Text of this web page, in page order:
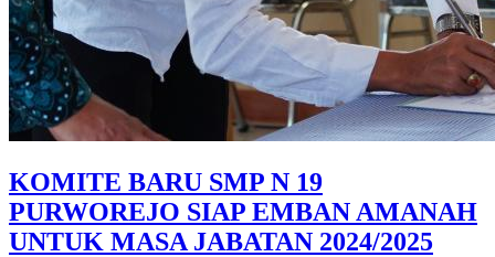
KOMITE BARU SMP N 19
PURWOREJO SIAP EMBAN AMANAH
UNTUK MASA JABATAN 2024/2025